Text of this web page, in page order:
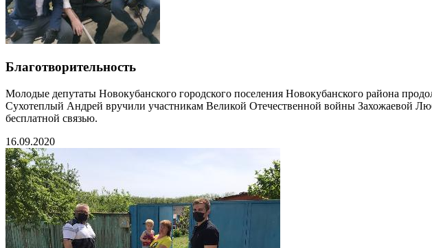
Благотворительность
Молодые депутаты Новокубанского городского поселения Новокубанского района
Сухотеплый Андрей вручили участникам Великой Отечественной войны Захожаевой
бесплатной связью.
16.09.2020